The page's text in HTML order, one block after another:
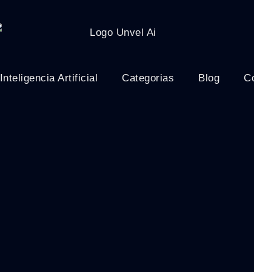
Inteligencia Artificial Categorias Blog